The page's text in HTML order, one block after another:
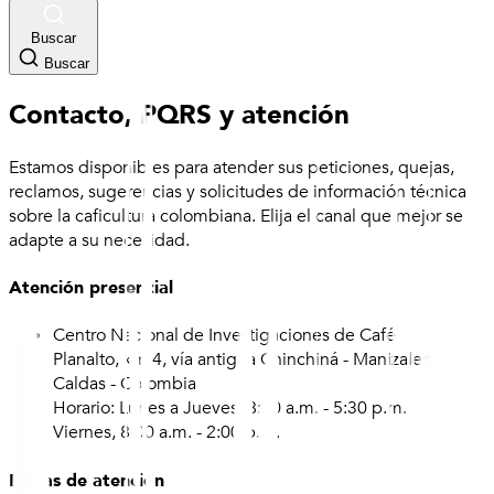
Buscar
Buscar
Contacto, PQRS y atención
Estamos disponibles para atender sus peticiones, quejas,
reclamos, sugerencias y solicitudes de información técnica
sobre la caficultura colombiana. Elija el canal que mejor se
adapte a su necesidad.
Atención presencial
Centro Nacional de Investigaciones de Café
Planalto, km 4, vía antigua Chinchiná - Manizales,
Caldas - Colombia
Horario: Lunes a Jueves, 8:00 a.m. - 5:30 p.m.
Viernes, 8:00 a.m. - 2:00 p.m.
Líneas de atención